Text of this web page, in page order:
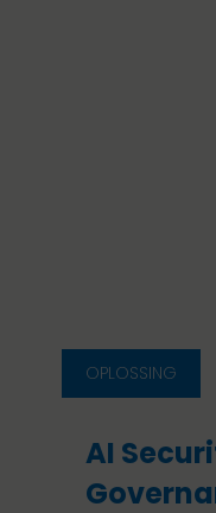
OPLOSSING
AI